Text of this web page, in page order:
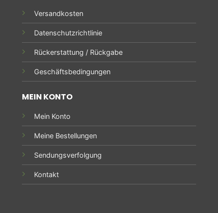
Versandkosten
Datenschutzrichtlinie
Rückerstattung / Rückgabe
Geschäftsbedingungen
MEIN KONTO
Mein Konto
Meine Bestellungen
Sendungsverfolgung
Kontakt